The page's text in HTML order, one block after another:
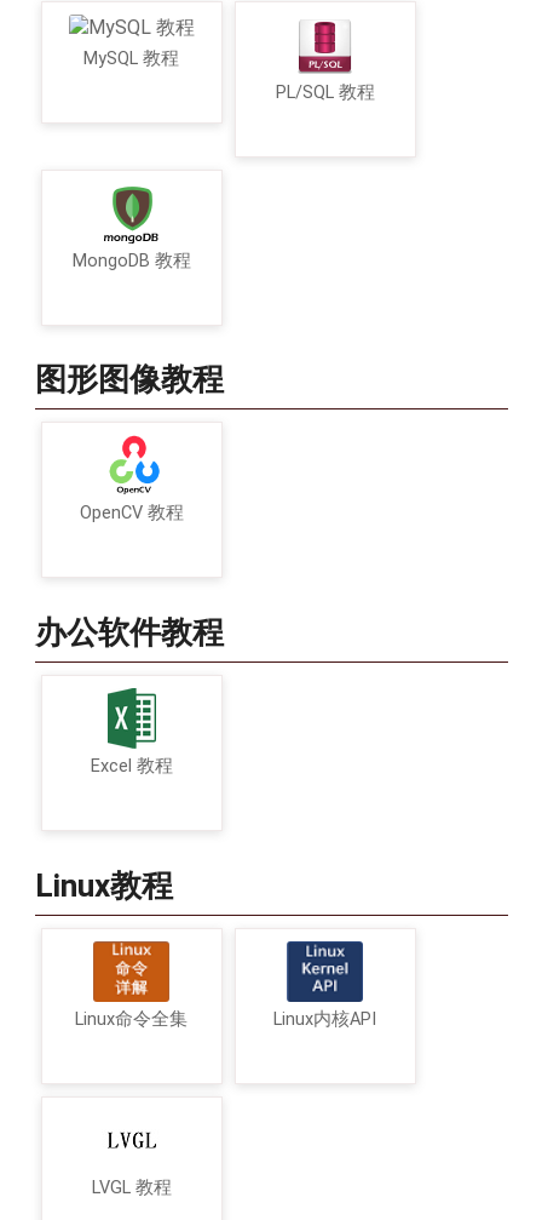
MySQL 教程
PL/SQL 教程
MongoDB 教程
图形图像教程
OpenCV 教程
办公软件教程
Excel 教程
Linux教程
Linux命令全集 Linux内核API
LVGL 教程